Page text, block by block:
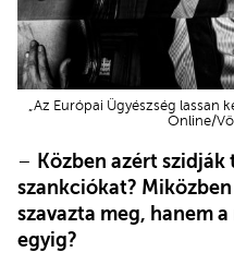
„Az Európai Ügyészség lassan
Online/
– Közben azért szidják
szankciókat?
szavazta meg, hanem
egyig?